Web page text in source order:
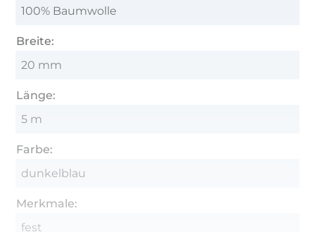
100% Baumwolle
Breite:
20 mm
Länge:
5 m
Farbe:
dunkelblau
Merkmale:
fest